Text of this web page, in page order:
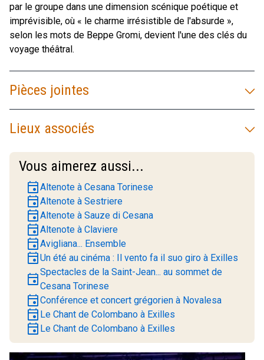
par le groupe dans une dimension scénique poétique et
imprévisible, où « le charme irrésistible de l'absurde »,
selon les mots de Beppe Gromi, devient l'une des clés du
voyage théâtral.
Pièces jointes
Lieux associés
Vous aimerez aussi...
eventAltenote à Cesana Torinese
eventAltenote à Sestriere
eventAltenote à Sauze di Cesana
eventAltenote à Claviere
eventAvigliana... Ensemble
eventUn été au cinéma : Il vento fa il suo giro à Exilles
eventSpectacles de la Saint-Jean... au sommet de
Cesana Torinese
eventConférence et concert grégorien à Novalesa
event Le Chant de Colombano à Exilles
event Le Chant de Colombano à Exilles